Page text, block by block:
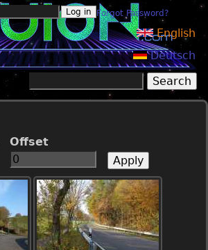
Jump to navigationForgot Password?
English
Deutsch
Search form
Offset